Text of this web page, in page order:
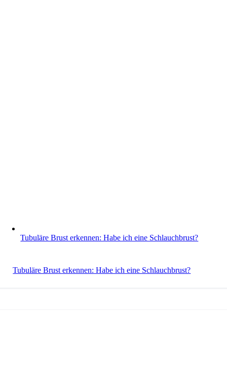
Tubuläre Brust erkennen: Habe ich eine Schlauchbrust?
Tubuläre Brust erkennen: Habe ich eine Schlauchbrust?